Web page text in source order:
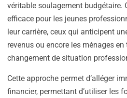
véritable soulagement budgétaire.
efficace pour les jeunes
leur carrière, ceux qui anticipent
revenus ou encore les ménages
changement de situation
Cette approche permet d’alléger
financier, permettant d’utiliser les